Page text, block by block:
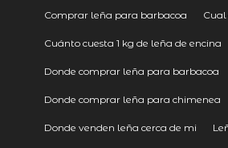
Comprar leña para barbacoa
Cuánto cuesta 1 kg de leña de encina
Donde comprar leña para barbacoa
Donde comprar leña para chimenea
Donde venden leña cerca de mi